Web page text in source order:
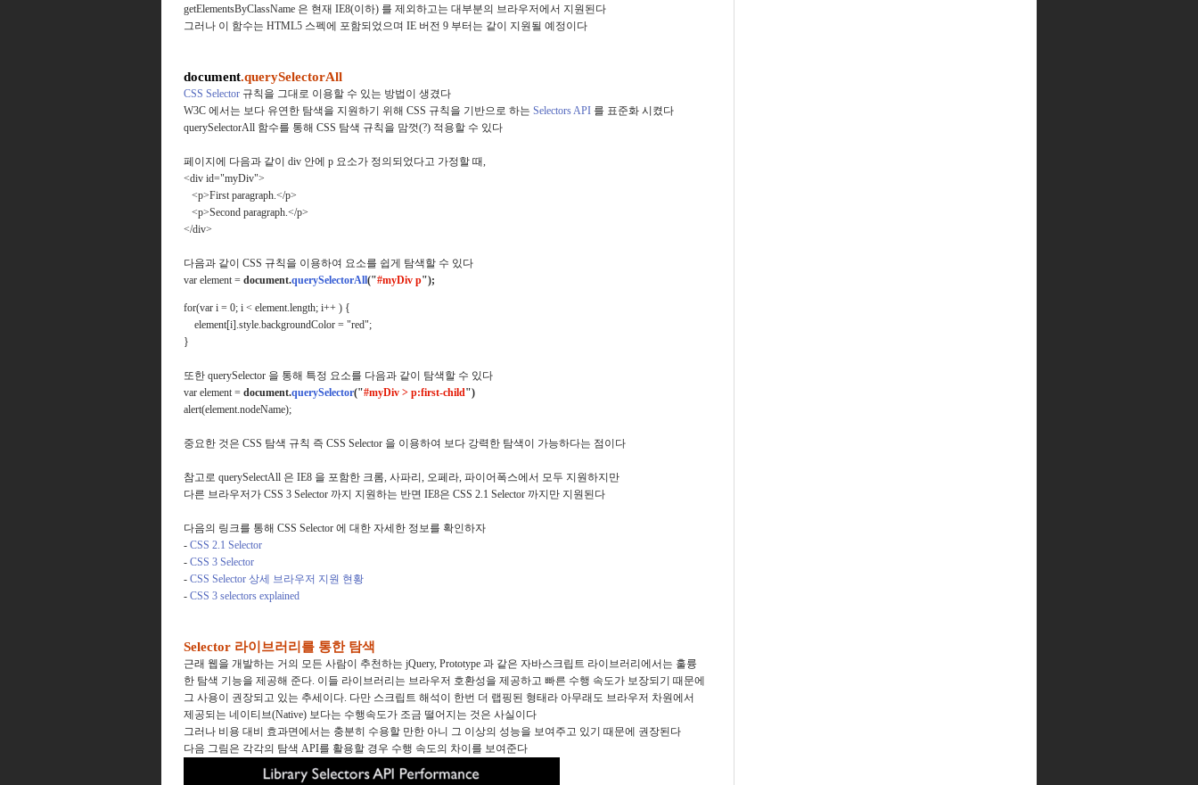
getElementsByClassName 은 현재 IE8(이하) 를 제외하고는 대부분의 브라우저에서 지원된다
그러나 이 함수는 HTML5 스펙에 포함되었으며 IE 버전 9 부터는 같이 지원될 예정이다
document.querySelectorAll
CSS Selector 규칙을 그대로 이용할 수 있는 방법이 생겼다
W3C 에서는 보다 유연한 탐색을 지원하기 위해 CSS 규칙을 기반으로 하는 Selectors API 를 표준화 시켰다
querySelectorAll 함수를 통해 CSS 탐색 규칙을 맘껏(?) 적용할 수 있다
페이지에 다음과 같이 div 안에 p 요소가 정의되었다고 가정할 때,
<div id="myDiv">
<p>First paragraph.</p>
<p>Second paragraph.</p>
</div>
다음과 같이 CSS 규칙을 이용하여 요소를 쉽게 탐색할 수 있다
var element = document.querySelectorAll("#myDiv p");
for(var i = 0; i < element.length; i++ ) {
element[i].style.backgroundColor = "red";
}
또한 querySelector 을 통해 특정 요소를 다음과 같이 탐색할 수 있다
var element = document.querySelector("#myDiv > p:first-child")
alert(element.nodeName);
중요한 것은 CSS 탐색 규칙 즉 CSS Selector 을 이용하여 보다 강력한 탐색이 가능하다는 점이다
참고로 querySelectAll 은 IE8 을 포함한 크롬, 사파리, 오페라, 파이어폭스에서 모두 지원하지만
다른 브라우저가 CSS 3 Selector 까지 지원하는 반면 IE8은 CSS 2.1 Selector 까지만 지원된다
다음의 링크를 통해 CSS Selector 에 대한 자세한 정보를 확인하자
- CSS 2.1 Selector
- CSS 3 Selector
- CSS Selector 상세 브라우저 지원 현황
- CSS 3 selectors explained
Selector 라이브러리를 통한 탐색
근래 웹을 개발하는 거의 모든 사람이 추천하는 jQuery, Prototype 과 같은 자바스크립트 라이브러리에서는 훌륭
한 탐색 기능을 제공해 준다. 이들 라이브러리는 브라우저 호환성을 제공하고 빠른 수행 속도가 보장되기 때문에
그 사용이 권장되고 있는 추세이다. 다만 스크립트 해석이 한번 더 랩핑된 형태라 아무래도 브라우저 차원에서
제공되는 네이티브(Native) 보다는 수행속도가 조금 떨어지는 것은 사실이다
그러나 비용 대비 효과면에서는 충분히 수용할 만한 아니 그 이상의 성능을 보여주고 있기 때문에 권장된다
다음 그림은 각각의 탐색 API를 활용할 경우 수행 속도의 차이를 보여준다